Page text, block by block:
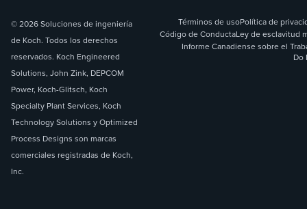
© 2026 Soluciones de ingeniería
de Koch. Todos los derechos
reservados. Koch Engineered
Solutions, John Zink, DEPCOM
Power, Koch-Glitsch, Koch
Specialty Plant Services, Koch
Technology Solutions y Optimized
Process Designs son marcas
comerciales registradas de Koch,
Inc.
Términos de usoPolítica de
Código de ConductaLey de esclavitud
Informe Canadiense sobre el
Do